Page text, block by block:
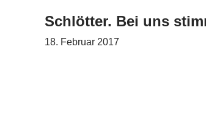
Schlötter. Bei uns
18. Februar 2017